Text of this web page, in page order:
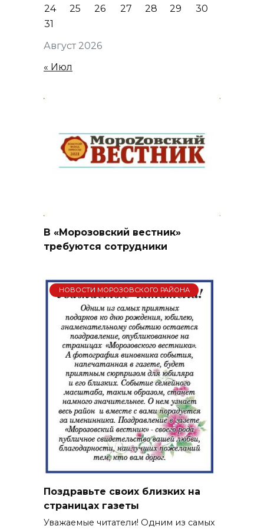
Август 2026
24
25 26 27 28 29
30
31
« Июл
В «Морозовский вестник»
требуются сотрудники
НОВОСТИ МОРОЗОВСКОГО РАЙОНА
Поздравьте своих близких на
страницах газеты
Уважаемые читатели! Одним из самых